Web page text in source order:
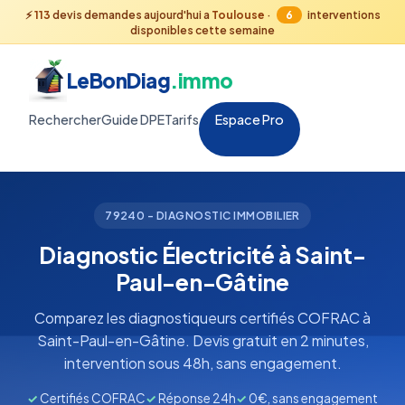
⚡113 devis demandes aujourd'hui a Toulouse · 6
interventions
disponibles cette semaine
LeBonDiag.immo
RechercherGuide DPETarifs Espace Pro
79240 - DIAGNOSTIC IMMOBILIER
Diagnostic Électricité à Saint-
Paul-en-Gâtine
Comparez les diagnostiqueurs certifiés COFRAC à
Saint-Paul-en-Gâtine. Devis gratuit en 2 minutes,
intervention sous 48h, sans engagement.
✓ Certifiés COFRAC✓Réponse 24h✓ 0€, sans engagement